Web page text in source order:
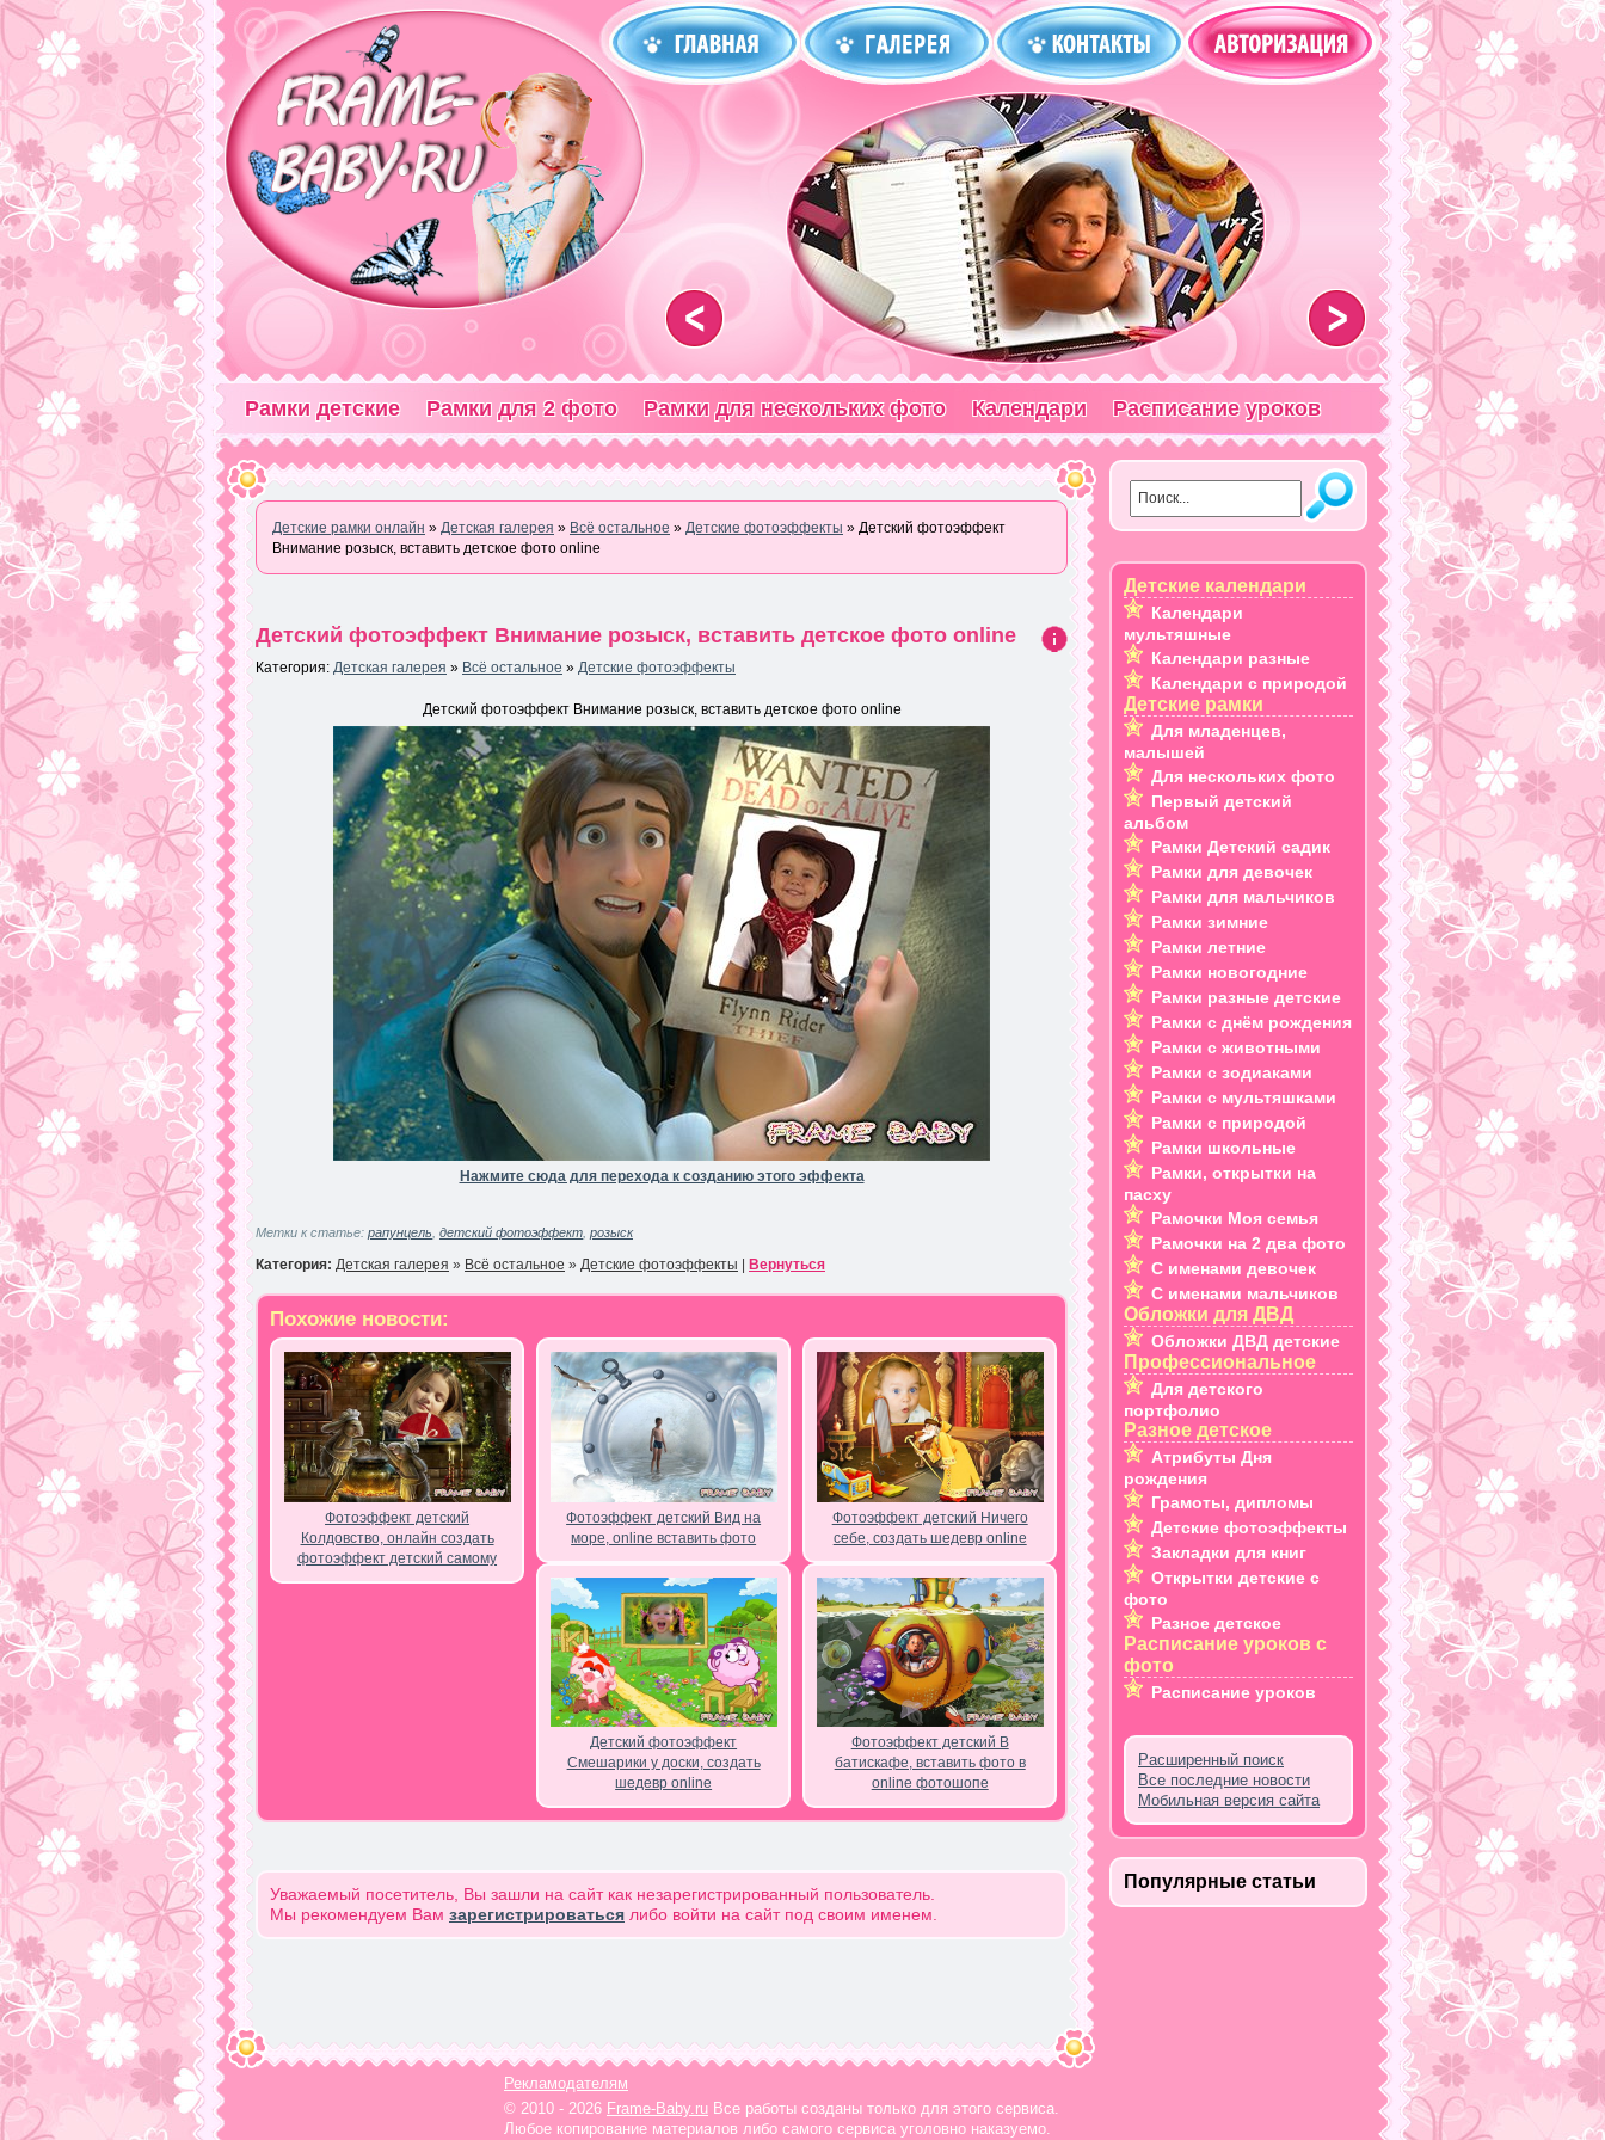
Рамки детские Рамки для 2 фото Рамки для нескольких фото Календари Расписание уроков
Детские рамки онлайн » Детская галерея » Всё остальное » Детские фотоэффекты » Детский фотоэффект
Внимание розыск, вставить детское фото online
Детский фотоэффект Внимание розыск, вставить детское фото online
Категория: Детская галерея » Всё остальное » Детские фотоэффекты
Детский фотоэффект Внимание розыск, вставить детское фото online
Нажмите сюда для перехода к созданию этого эффекта
Метки к статье: рапунцель детский фотоэффект розыск
Категория: Детская галерея » Всё остальное » Детские фотоэффекты | Вернуться
Похожие новости:
Фотоэффект детский
Колдовство, онлайн создать
фотоэффект детский самому
Фотоэффект детский Вид на
море, online вставить фото
Фотоэффект детский Ничего
себе, создать шедевр online
Детский фотоэффект
Смешарики у доски, создать
шедевр online
Фотоэффект детский В
батискафе, вставить фото в
online фотошопе
Уважаемый посетитель, Вы зашли на сайт как незарегистрированный пользователь.
Мы рекомендуем Вам зарегистрироваться либо войти на сайт под своим именем.
Детские календари
Календари
мультяшные
Календари разные
Календари с природой
Детские рамки
Для младенцев,
малышей
Для нескольких фото
Первый детский
альбом
Рамки Детский садик
Рамки для девочек
Рамки для мальчиков
Рамки зимние
Рамки летние
Рамки новогодние
Рамки разные детские
Рамки с днём рождения
Рамки с животными
Рамки с зодиаками
Рамки с мультяшками
Рамки с природой
Рамки школьные
Рамки, открытки на
пасху
Рамочки Моя семья
Рамочки на 2 два фото
С именами девочек
С именами мальчиков
Обложки для ДВД
Обложки ДВД детские
Профессиональное
Для детского
портфолио
Разное детское
Атрибуты Дня
рождения
Грамоты, дипломы
Детские фотоэффекты
Закладки для книг
Открытки детские с
фото
Разное детское
Расписание уроков с
фото
Расписание уроков
Расширенный поиск
Все последние новости
Мобильная версия сайта
Популярные статьи
Рекламодателям
© 2010 - 2026 Frame-Baby.ru Все работы созданы только для этого сервиса.
Любое копирование материалов либо самого сервиса уголовно наказуемо.